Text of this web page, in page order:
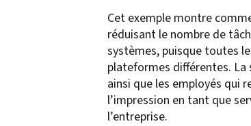
Cet exemple montre
réduisant le nombre de
systèmes, puisque toutes
plateformes différentes. La
ainsi que les employés qui
l’impression en tant que
l’entreprise.